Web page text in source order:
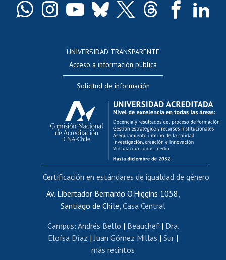
Docentes
Perfeccionamiento
Editar Portafolio Académico
Evaluación docente
Calificación académica
Postulación al AUCAI
Funcionarias/os
Cursos internos de capacitación
Bienestar del personal
Portal de movilidad interna
Certificado de renta
Certificado de renta honorarios
Editar páginas blancas
Extranjeras/os
UNIVERSIDAD TRANSPARENTE
Acceso a información pública
Solicitud de información
Av. Libertador Bernardo O'Higgins 1058,
Santiago de Chile, Casa Central
Campus: Andrés Bello | Beauchef| Dra.
Eloísa Díaz | Juan Gómez Millas | Sur |
más recintos
Certificación en estándares de igualdad de género